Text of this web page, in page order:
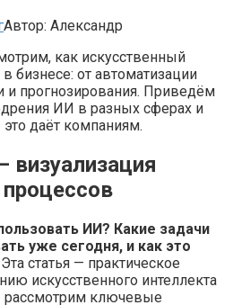
Автор: Александр
как искусственный
в бизнесе: от автоматизации
и прогнозирования. Приведём
ИИ в разных сферах и
даёт компаниям.
ИИ? Какие задачи
уже сегодня, и как это
Эта статья — практическое
искусственного интеллекта
ключевые